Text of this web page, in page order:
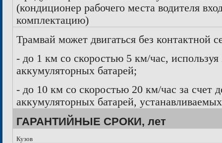
(кондиционер рабочего места водителя
комплектацию)
Трамвай может двигаться без контактной
- до 1 км со скоростью 5 км/час,
аккумуляторных батарей;
- до 10 км со скоростью 20 км/час за счет
аккумуляторных батарей,
ГАРАНТИЙНЫЕ СРОКИ, лет
Кузов